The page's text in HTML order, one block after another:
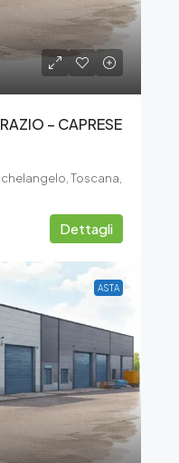
– CAPRESE
Toscana,
Dettagli
ASTA